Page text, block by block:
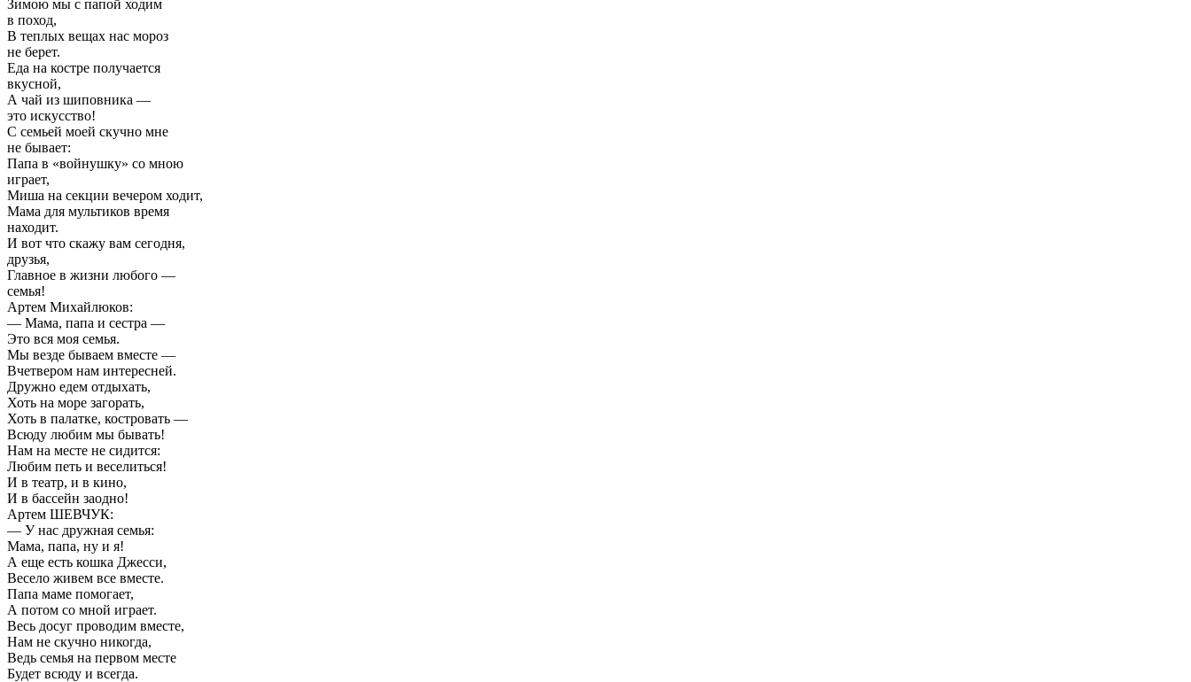
Зимою мы с папой ходим
в поход,
В теплых вещах нас мороз
не берет.
Еда на костре получается
вкусной,
А чай из шиповника —
это искусство!
С семьей моей скучно мне
не бывает:
Папа в «войнушку» со мною
играет,
Миша на секции вечером ходит,
Мама для мультиков время
находит.
И вот что скажу вам сегодня,
друзья,
Главное в жизни любого —
семья!
Артем Михайлюков:
— Мама, папа и сестра —
Это вся моя семья.
Мы везде бываем вместе —
Вчетвером нам интересней.
Дружно едем отдыхать,
Хоть на море загорать,
Хоть в палатке, костровать —
Всюду любим мы бывать!
Нам на месте не сидится:
Любим петь и веселиться!
И в театр, и в кино,
И в бассейн заодно!
Артем ШЕВЧУК:
— У нас дружная семья:
Мама, папа, ну и я!
А еще есть кошка Джесси,
Весело живем все вместе.
Папа маме помогает,
А потом со мной играет.
Весь досуг проводим вместе,
Нам не скучно никогда,
Ведь семья на первом месте
Будет всюду и всегда.